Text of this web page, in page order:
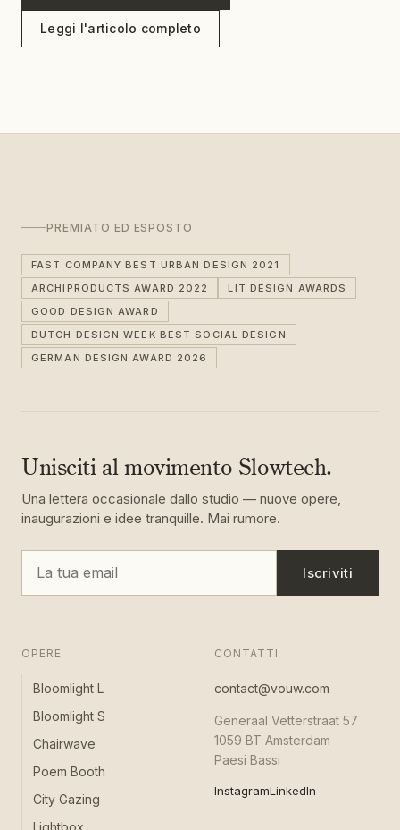
Leggi l'articolo completo
PREMIATO ED ESPOSTO
FAST COMPANY BEST URBAN DESIGN 2021
ARCHIPRODUCTS AWARD 2022
LIT DESIGN AWARDS
GOOD DESIGN AWARD
DUTCH DESIGN WEEK BEST SOCIAL DESIGN
GERMAN DESIGN AWARD 2026
Unisciti al movimento Slowtech.
Una lettera occasionale dallo studio — nuove opere,
inaugurazioni e idee tranquille. Mai rumore.
Iscriviti
OPERE
Bloomlight L
Bloomlight S
Chairwave
Poem Booth
City Gazing
Lightbox
CONTATTI
contact@vouw.com
Generaal Vetterstraat 57
1059 BT Amsterdam
Paesi Bassi
InstagramLinkedIn